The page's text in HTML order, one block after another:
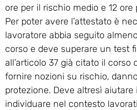
ore per il rischio medio e 12
Per poter avere l’attestato è
lavoratore abbia seguito
corso e deve superare un test
all’articolo 37 già citato il corso
fornire nozioni su rischio,
protezione. Deve altresì aiutare
individuare nel contesto